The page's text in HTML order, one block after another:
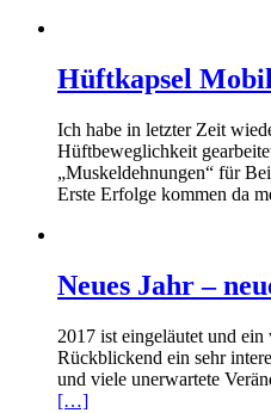
Hüftkapsel
Ich habe in letzter Zeit
Hüftbeweglichkeit
„Muskeldehnungen“ für
Erste Erfolge kommen da
Neues Jahr –
2017 ist eingeläutet und ein
Rückblickend ein sehr
und viele unerwartete
[…]